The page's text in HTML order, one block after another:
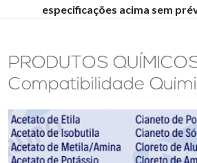
especificações acima sem
PRODUTOS
Compatibilidade